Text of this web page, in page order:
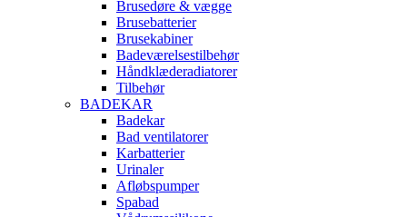
Brusedøre & vægge
Brusebatterier
Brusekabiner
Badeværelsestilbehør
Håndklæderadiatorer
Tilbehør
BADEKAR
Badekar
Bad ventilatorer
Karbatterier
Urinaler
Afløbspumper
Spabad